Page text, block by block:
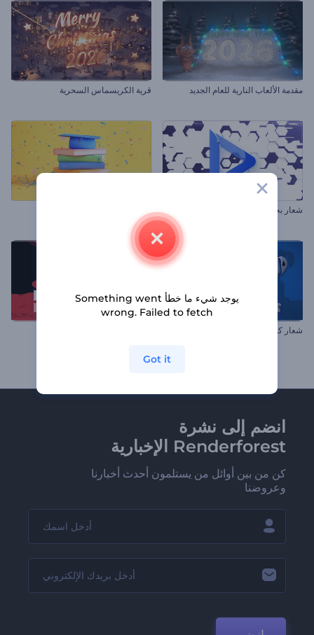
مقدمة الألعاب النارية للعام الجديد قرية الكريسماس السحرية
شعار بحث الإنترنت الملهم
شعار كلب الكارتون ثلاثى الأبعاد
انضم إلى نشرة
Renderforest الإخبارية
كن من بين أوائل من يستلمون أحدث أخبارنا
وعروضنا
يوجد شيء ما خطأ Something went
wrong. Failed to fetch
Got it